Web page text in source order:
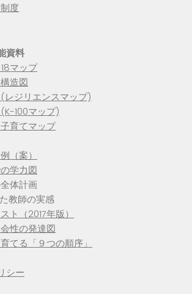
度
資料
マップ
造図
レジリエンスマップ)
100マップ)
育てマップ
（案）
学力図
体計画
教師の実感
ト（2017年版）
性の発達図
てる「９つの順序」
シー